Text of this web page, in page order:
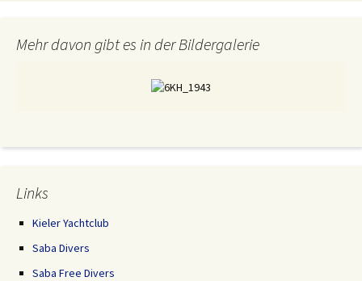
Mehr davon gibt es in der Bildergalerie
Links
Kieler Yachtclub
Saba Divers
Saba Free Divers